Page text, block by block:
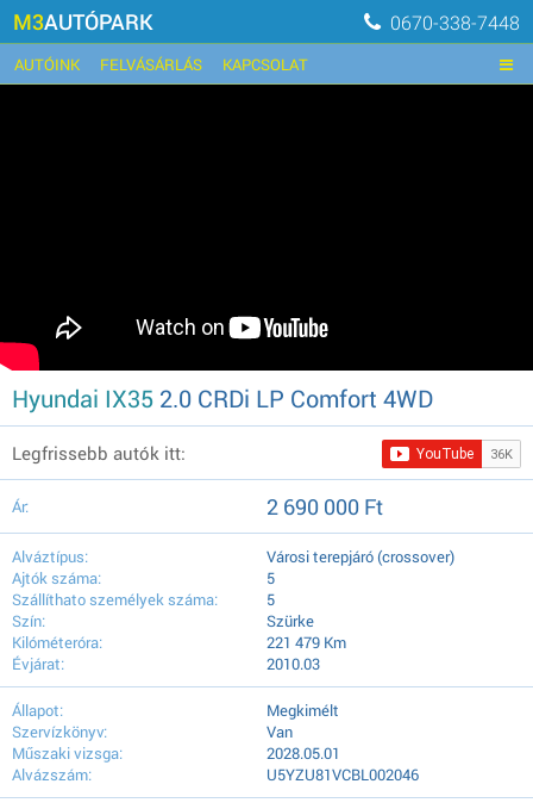
M3AUTÓPARK 0670-338-7448
AUTÓINK FELVÁSÁRLÁS KAPCSOLAT
Hyundai IX35 2.0 CRDi LP Comfort 4WD
Legfrissebb autók itt:
Ár: 2 690 000 Ft
Alváztípus:
Városi terepjáró (crossover)
Ajtók száma:
5
Szállíthato személyek száma:
5
Szín:
Szürke
Kilóméteróra:
221 479 Km
Évjárat:
2010.03
Állapot:
Megkimélt
Szervízkönyv:
Van
Műszaki vizsga:
2028.05.01
Alvázszám:
U5YZU81VCBL002046